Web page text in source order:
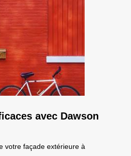
avec Dawson
votre façade extérieure à